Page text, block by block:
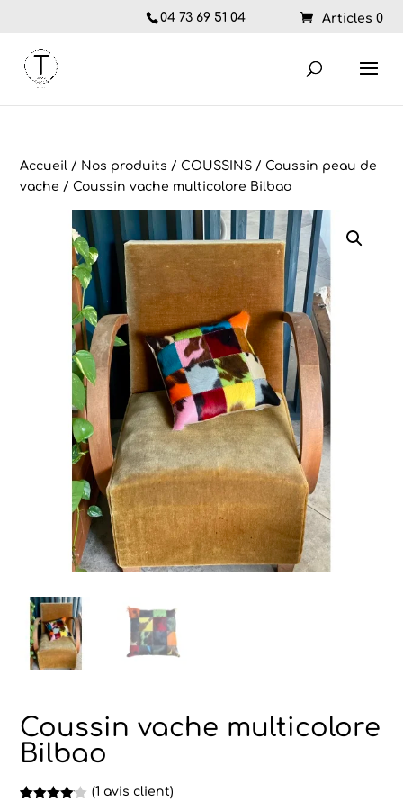
04 73 69 51 04 Articles 0
Accueil / Nos produits /COUSSINS /Coussin peau de
vache / Coussin vache multicolore Bilbao
Coussin vache multicolore
Bilbao
(1 avis client)